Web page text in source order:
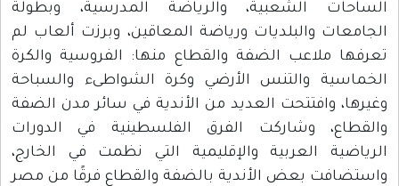
الساحات الشعبية، والرياضة المدرسية، وبطولة
الجامعات والبلديات ورياضة المعاقين، وبرزت ألعاب لم
تعرفها ملاعب الضفة والقطاع منها: الفروسية والكرة
الخماسية والتنس الأرضي وكرة الشواطىء والسباحة
وغيرها، وافتتحت العديد من الأندية في سائر مدن الضفة
والقطاع، وشاركت الفرق الفلسطينية في الدورات
الرياضية العربية والإقليمية التي نظمت في الخارج،
واستضافت بعض الأندية بالضفة والقطاع فرقًا من مصر